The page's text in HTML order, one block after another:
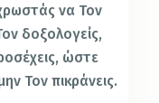
να Τον
δοξολογείς,
ώστε
Τον πικράνεις.